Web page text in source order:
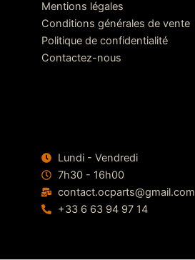
Mentions légales
Conditions générales de vente
Politique de confidentialité
Contactez-nous
Lundi - Vendredi
7h30 - 16h00
contact.ocparts@gmail.com
+33 6 63 94 97 14